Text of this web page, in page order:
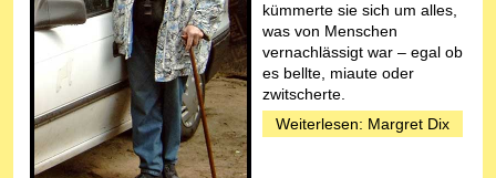
kümmerte sie sich um alles,
was von Menschen
vernachlässigt war – egal ob
es bellte, miaute oder
zwitscherte.
Weiterlesen: Margret Dix